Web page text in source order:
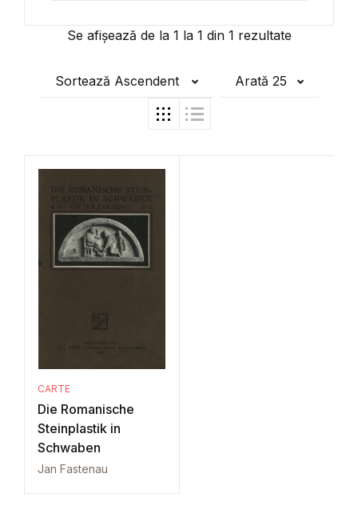
Se afișează de la 1 la 1 din 1 rezultate
Sortează Ascendent Arată 25
CARTE
Die Romanische
Steinplastik in
Schwaben
Jan Fastenau